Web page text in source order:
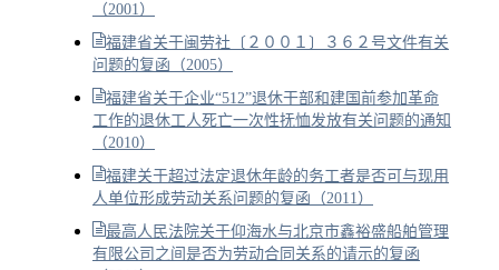
（2001）
福建省关于闽劳社〔２００１〕３６２号文件有关
问题的复函（2005）
福建省关于企业“512”退休干部和建国前参加革命
工作的退休工人死亡一次性抚恤发放有关问题的通知
（2010）
福建关于超过法定退休年龄的务工者是否可与现用
人单位形成劳动关系问题的复函（2011）
最高人民法院关于仰海水与北京市鑫裕盛船舶管理
有限公司之间是否为劳动合同关系的请示的复函